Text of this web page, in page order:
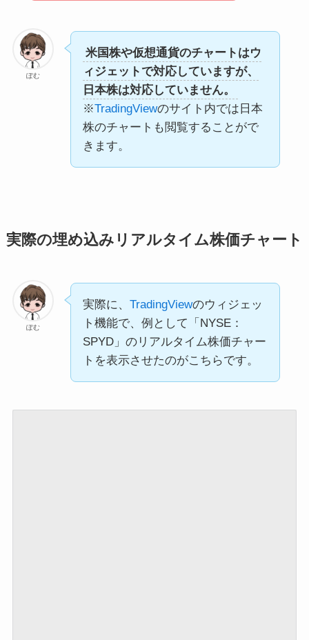
ぽむ
米国株や仮想通貨のチャートはウ
ィジェットで対応していますが、
日本株は対応していません。
※TradingViewのサイト内では日本
株のチャートも閲覧することがで
きます。
実際の埋め込みリアルタイム株価チャート
ぽむ
実際に、 TradingViewのウィジェッ
ト機能で、例として「NYSE：
SPYD」のリアルタイム株価チャー
トを表示させたのがこちらです。